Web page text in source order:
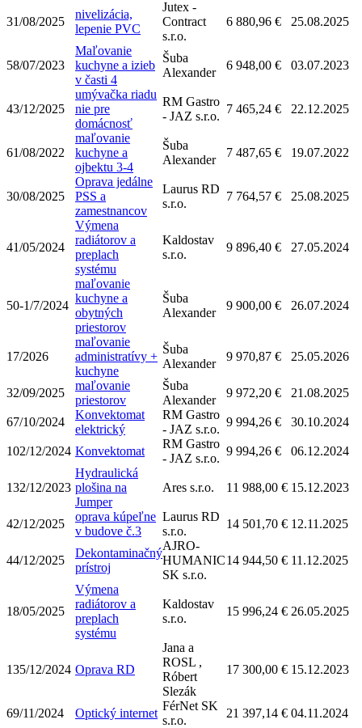
31/08/2025
nivelizácia,
lepenie PVC
Jutex -
Contract
s.r.o.
6 880,96 € 25.08.2025
58/07/2023
Maľovanie
kuchyne a izieb
v časti 4
Šuba
Alexander
6 948,00 € 03.07.2023
43/12/2025
umývačka riadu
nie pre
domácnosť
RM Gastro
- JAZ s.r.o.
7 465,24 € 22.12.2025
61/08/2022
maľovanie
kuchyne a
ojbektu 3-4
Šuba
Alexander
7 487,65 € 19.07.2022
30/08/2025
Oprava jedálne
PSS a
zamestnancov
Laurus RD
s.r.o.
7 764,57 € 25.08.2025
41/05/2024
Výmena
radiátorov a
preplach
systému
Kaldostav
s.r.o.
9 896,40 € 27.05.2024
50-1/7/2024
maľovanie
kuchyne a
obytných
priestorov
Šuba
Alexander
9 900,00 € 26.07.2024
17/2026
maľovanie
administratívy +
kuchyne
Šuba
Alexander
9 970,87 € 25.05.2026
32/09/2025
maľovanie
priestorov
Šuba
Alexander
9 972,20 € 21.08.2025
67/10/2024
Konvektomat
elektrický
RM Gastro
- JAZ s.r.o.
9 994,26 € 30.10.2024
102/12/2024 Konvektomat
RM Gastro
- JAZ s.r.o.
9 994,26 € 06.12.2024
132/12/2023
Hydraulická
plošina na
Jumper
Ares s.r.o. 11 988,00 € 15.12.2023
42/12/2025
oprava kúpeľne
v budove č.3
Laurus RD
s.r.o.
14 501,70 € 12.11.2025
44/12/2025
Dekontaminačný
prístroj
AJRO-
HUMANIC
SK s.r.o.
14 944,50 € 11.12.2025
18/05/2025
Výmena
radiátorov a
preplach
systému
Kaldostav
s.r.o.
15 996,24 € 26.05.2025
135/12/2024 Oprava RD
Jana a
ROSL ,
Róbert
Slezák
17 300,00 € 15.12.2023
69/11/2024 Optický internet
FérNet SK
s.r.o.
21 397,14 € 04.11.2024